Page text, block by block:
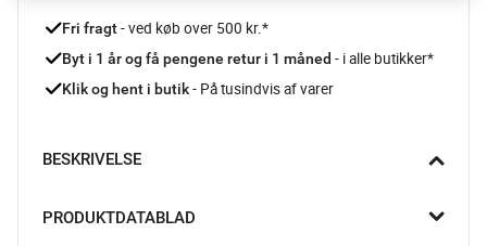
Fri fragt - ved køb over 500 kr.*
Byt i 1 år og få pengene retur i 1 måned - i alle butikker*
Klik og hent i butik - På tusindvis af varer
BESKRIVELSE
køkkenets mange muligheder. Hak kød til saftige frikadeller, lav
PRODUKTDATABLAD